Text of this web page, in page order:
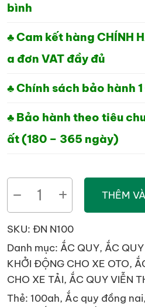
bình
♣ Cam kết hàng CHÍNH
a đơn VAT đầy đủ
♣ Chính sách bảo hành 1
♣ Bảo hành theo tiêu
ất (180 – 365 ngày)
NAI
N100
(12V-
100AH)
THÊM
SKU: ĐN N100
Danh mục: ẮC QUY, ẮC
KHỞI ĐỘNG CHO XE OTO,
CHO XE TẢI, ẮC QUY VIỄN
Thẻ: 100ah, Ắc quy đồng nai,